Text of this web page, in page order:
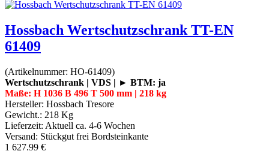
Hossbach Wertschutzschrank TT-EN
61409
(Artikelnummer: HO-61409)
Wertschutzschrank | VDS | ► BTM: ja
Maße: H 1036 B 496 T 500 mm | 218 kg
Hersteller: Hossbach Tresore
Gewicht.: 218 Kg
Lieferzeit: Aktuell ca. 4-6 Wochen
Versand: Stückgut frei Bordsteinkante
1 627.99 €